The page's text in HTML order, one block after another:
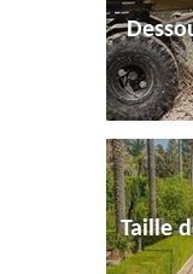
Taille